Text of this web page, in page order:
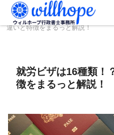
ホーム ビザコラム
違いと特徴をまるっと解説！
就労ビザは16種類！
徴をまるっと解説！